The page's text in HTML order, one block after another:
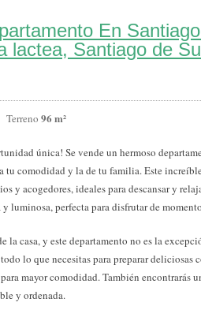
En
lactea, Santiago de
Terreno 96 m²
única! Se vende un hermoso
tu comodidad y la de tu familia. Este
y acogedores, ideales para descansar y
luminosa, perfecta para disfrutar de
la casa, y este departamento no es la
lo que necesitas para preparar
mayor comodidad. También encontrarás
y ordenada.